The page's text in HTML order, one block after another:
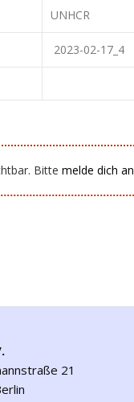
UNHCR
2023-02-17_4
Bitte melde dich an
21